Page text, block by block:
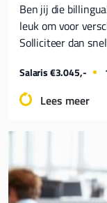
Ben jij die
leuk om voor
Solliciteer dan
Salaris €3.045,-
Lees meer